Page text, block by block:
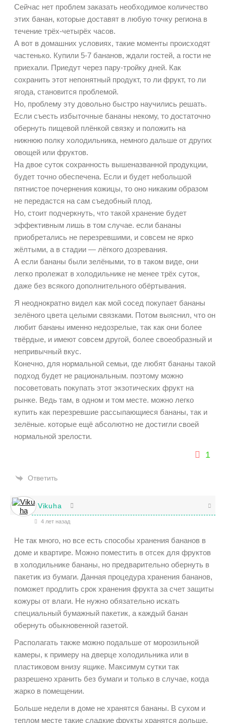
Сейчас нет проблем заказать необходимое количество
этих банан, которые доставят в любую точку региона в
течение трёх-четырёх часов.
А вот в домашних условиях, такие моменты происходят
частенько. Купили 5-7 бананов, ждали гостей, а гости не
приехали. Приедут через пару-тройку дней. Как
сохранить этот непонятный продукт, то ли фрукт, то ли
ягода, становится проблемой.
Но, проблему эту довольно быстро научились решать.
Если съесть избыточные бананы некому, то достаточно
обернуть пищевой плёнкой связку и положить на
нижнюю полку холодильника, немного дальше от других
овощей или фруктов.
На двое суток сохранность вышеназванной продукции,
будет точно обеспечена. Если и будет небольшой
пятнистое почернения кожицы, то оно никаким образом
не передастся на сам съедобный плод.
Но, стоит подчеркнуть, что такой хранение будет
эффективным лишь в том случае. если бананы
приобретались не перезревшими, и совсем не ярко
жёлтыми, а в стадии — лёгкого дозревания.
А если бананы были зелёными, то в таком виде, они
легко пролежат в холодильнике не менее трёх суток,
даже без всякого дополнительного обёртывания.
Я неоднократно видел как мой сосед покупает бананы
зелёного цвета целыми связками. Потом выяснил, что он
любит бананы именно недозрелые, так как они более
твёрдые, и имеют совсем другой, более своеобразный и
непривычный вкус.
Конечно, для нормальной семьи, где любят бананы такой
подход будет не рациональным. поэтому можно
посоветовать покупать этот экзотических фрукт на
рынке. Ведь там, в одном и том месте. можно легко
купить как перезревшие рассыпающиеся бананы, так и
зелёные. которые ещё абсолютно не достигли своей
нормальной зрелости.
1
Ответить
Vikuha
4 лет назад
Не так много, но все есть способы хранения бананов в
доме и квартире. Можно поместить в отсек для фруктов
в холодильнике бананы, но предварительно обернуть в
пакетик из бумаги. Данная процедура хранения бананов,
поможет продлить срок хранения фрукта за счет защиты
кожуры от влаги. Не нужно обязательно искать
специальный бумажный пакетик, а каждый банан
обернуть обыкновенной газетой.
Располагать также можно подальше от морозильной
камеры, к примеру на дверце холодильника или в
пластиковом внизу ящике. Максимум сутки так
разрешено хранить без бумаги и только в случае, когда
жарко в помещении.
Больше недели в доме не хранятся бананы. В сухом и
теплом месте такие сладкие фрукты хранятся дольше,